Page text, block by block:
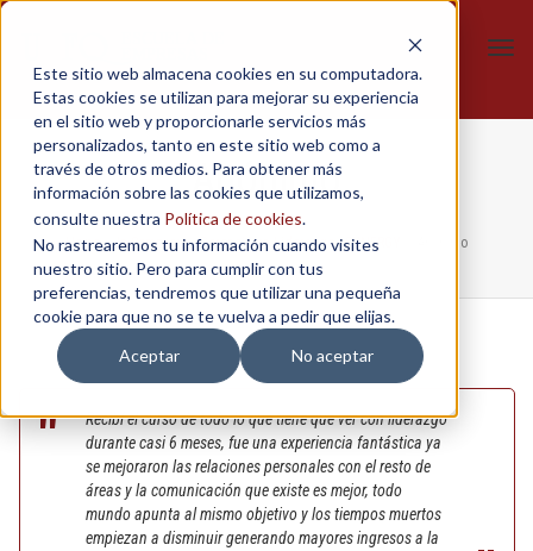
Este sitio web almacena cookies en su computadora.
Estas cookies se utilizan para mejorar su experiencia
en el sitio web y proporcionarle servicios más
personalizados, tanto en este sitio web como a
través de otros medios. Para obtener más
información sobre las cookies que utilizamos,
consulte nuestra Política de cookies.
No rastrearemos tu información cuando visites
nuestro sitio. Pero para cumplir con tus
preferencias, tendremos que utilizar una pequeña
cookie para que no se te vuelva a pedir que elijas.
Aceptar
No aceptar
Anónimo
Home / In-Company / Gerencia en Liderazgo - SYNERGY Anónimo
Recibí el curso de todo lo que tiene que ver con liderazgo
durante casi 6 meses, fue una experiencia fantástica ya
se mejoraron las relaciones personales con el resto de
áreas y la comunicación que existe es mejor, todo
mundo apunta al mismo objetivo y los tiempos muertos
empiezan a disminuir generando mayores ingresos a la